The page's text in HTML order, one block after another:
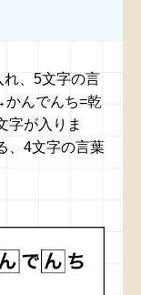
れ、5文字の言
んでんち=乾
字が入りま
、4文字の言葉